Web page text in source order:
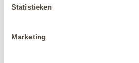
Statistieken
Marketing